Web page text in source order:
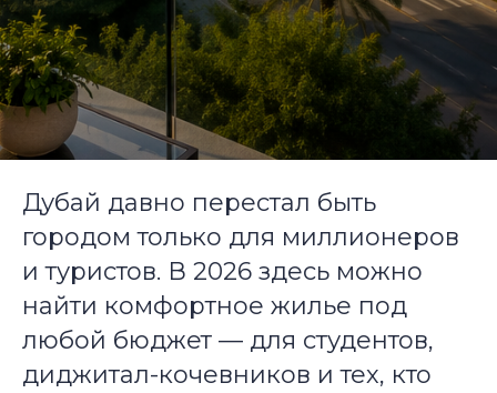
Дубай давно перестал быть
городом только для миллионеров
и туристов. В 2026 здесь можно
найти комфортное жилье под
любой бюджет — для студентов,
диджитал-кочевников и тех, кто